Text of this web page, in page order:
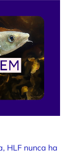
HLF nunca ha